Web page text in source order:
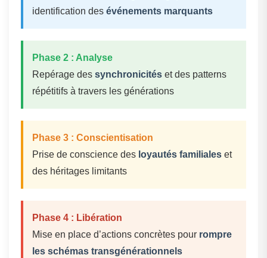
identification des événements marquants
Phase 2 : Analyse
Repérage des synchronicités et des patterns
répétitifs à travers les générations
Phase 3 : Conscientisation
Prise de conscience des loyautés familiales et
des héritages limitants
Phase 4 : Libération
Mise en place d’actions concrètes pour rompre
les schémas transgénérationnels